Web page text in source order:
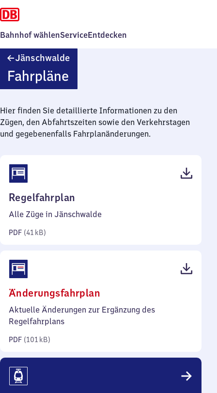
Bahnhof wählenServiceEntdecken
Jänschwalde
Fahrpläne
Hier finden Sie detaillierte Informationen zu den
Zügen, den Abfahrtszeiten sowie den Verkehrstagen
und gegebenenfalls Fahrplanänderungen.
Regelfahrplan
41
Alle Züge in Jänschwalde
PDF (41 kB)
Änderungsfahrplan
101
Aktuelle Änderungen zur Ergänzung des
Regelfahrplans
PDF (101 kB)